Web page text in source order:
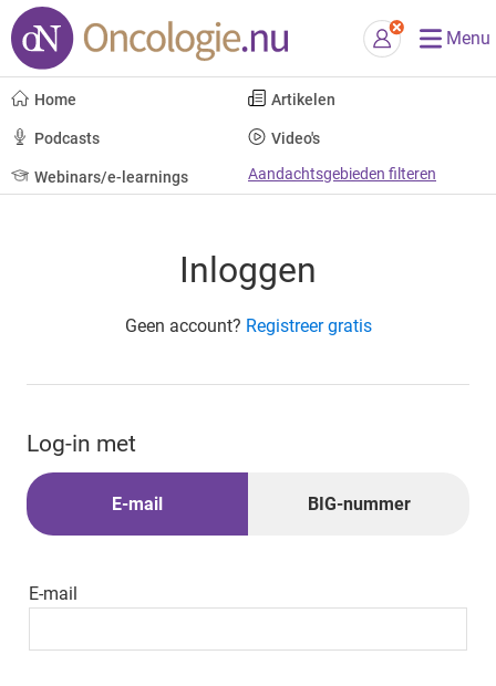
Menu
Home Artikelen
Podcasts Video's
Webinars/e-learnings Aandachtsgebieden filteren
Inloggen
Geen account? Registreer gratis
Log-in met
E-mail
E-mail
BIG-nummer